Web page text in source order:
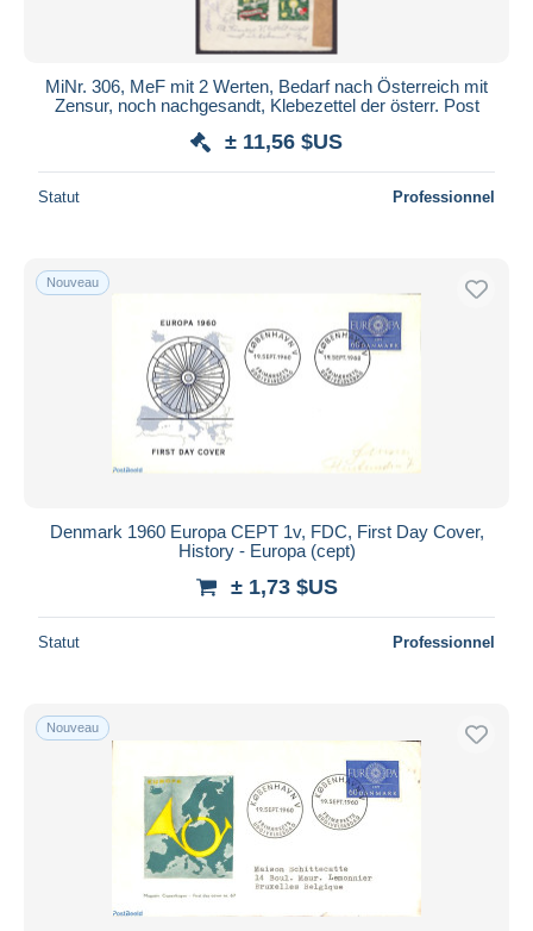
MiNr. 306, MeF mit 2 Werten, Bedarf nach Österreich mit
Zensur, noch nachgesandt, Klebezettel der österr. Post
± 11,56 $US
Statut Professionnel
Nouveau
Denmark 1960 Europa CEPT 1v, FDC, First Day Cover,
History - Europa (cept)
± 1,73 $US
Statut Professionnel
Nouveau